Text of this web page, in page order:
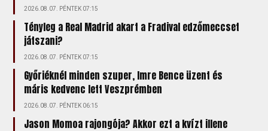
2026.08.07. PÉNTEK 07:15
Tényleg a Real Madrid akart a Fradival edzőmeccset
játszani?
2026.08.07. PÉNTEK 07:15
Győriéknél minden szuper, Imre Bence üzent és
máris kedvenc lett Veszprémben
2026.08.07. PÉNTEK 06:15
Jason Momoa rajongója? Akkor ezt a kvízt illene